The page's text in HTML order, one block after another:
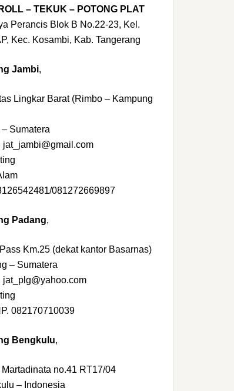
– TEKUK – POTONG PLAT
Perancis Blok B No.22-23, Kel.
Kec. Kosambi, Kab. Tangerang
Jambi,
Lingkar Barat (Rimbo – Kampung
Sumatera
jat_jambi@gmail.com
081272669897
Padang,
Km.25 (dekat kantor Basarnas)
– Sumatera
jat_plg@yahoo.com
082170710039
Bengkulu,
no.41 RT17/04
– Indonesia